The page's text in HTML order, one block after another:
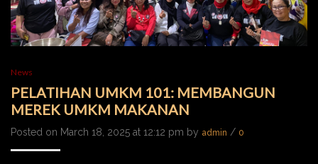
News
PELATIHAN UMKM 101: MEMBANGUN
MEREK UMKM MAKANAN
Posted on March 18, 2025 at 12:12 pm by admin / 0